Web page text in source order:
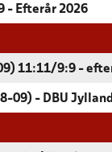
- Efterår 2026
11:11/9:9 -
09) - DBU Jylland